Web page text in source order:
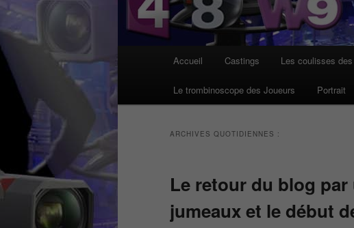
Accueil Castings Les coulisses
Le trombinoscope des Joueurs Portrait
ARCHIVES QUOTIDIENNES :
Le retour du blog
jumeaux et le début